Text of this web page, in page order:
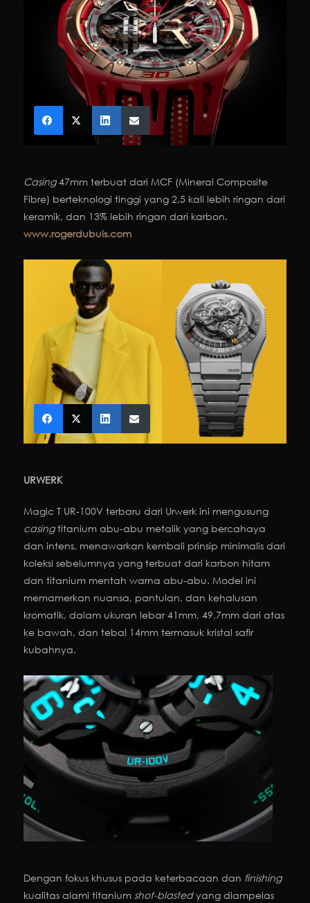
Casing47mm terbuat dari MCF (Mineral Composite
Fibre) berteknologi tinggi yang 2,5 kali lebih ringan dari
keramik, dan 13% lebih ringan dari karbon.
www.rogerdubuis.com
URWERK
Magic T UR-100V terbaru dari Urwerk ini mengusung
casingtitanium abu-abu metalik yang bercahaya
dan intens, menawarkan kembali prinsip minimalis dari
koleksi sebelumnya yang terbuat dari karbon hitam
dan titanium mentah warna abu-abu. Model ini
memamerkan nuansa, pantulan, dan kehalusan
kromatik, dalam ukuran lebar 41mm, 49,7mm dari atas
ke bawah, dan tebal 14mm termasuk kristal safir
kubahnya.
Dengan fokus khusus pada keterbacaan dan finishing
kualitas alami titanium shot-blastedyang diampelas